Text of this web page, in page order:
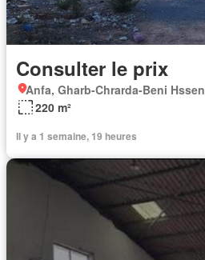
Consulter le prix
Anfa, Gharb-Chrarda-Beni Hssen
220 m²
Il y a 1 semaine, 19 heures